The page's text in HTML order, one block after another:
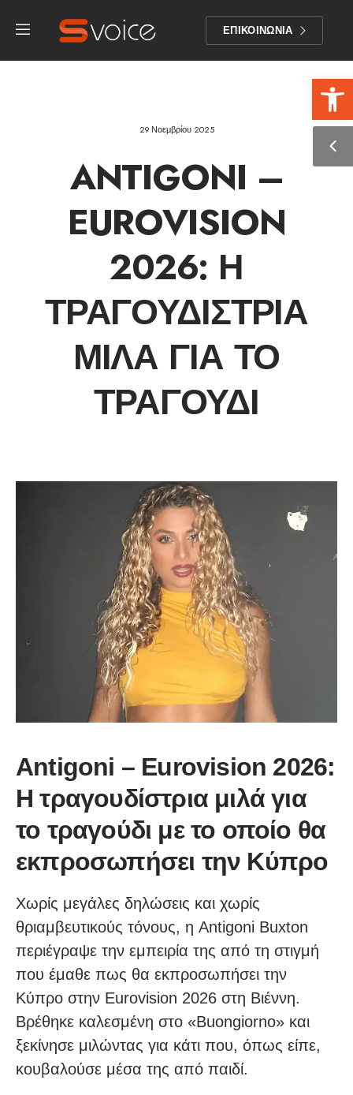
ΕΠΙΚΟΙΝΩΝΙΑ
29 Νοεμβρίου 2025
ANTIGONI –
EUROVISION
2026: Η
ΤΡΑΓΟΥΔΊΣΤΡΙΑ
ΜΙΛΆ ΓΙΑ ΤΟ
ΤΡΑΓΟΎΔΙ
Antigoni – Eurovision 2026:
Η τραγουδίστρια μιλά για
το τραγούδι με το οποίο θα
εκπροσωπήσει την Κύπρο
Χωρίς μεγάλες δηλώσεις και χωρίς
θριαμβευτικούς τόνους, η Antigoni Buxton
περιέγραψε την εμπειρία της από τη στιγμή
που έμαθε πως θα εκπροσωπήσει την
Κύπρο στην Eurovision 2026 στη Βιέννη.
Βρέθηκε καλεσμένη στο «Buongiorno» και
ξεκίνησε μιλώντας για κάτι που, όπως είπε,
κουβαλούσε μέσα της από παιδί.